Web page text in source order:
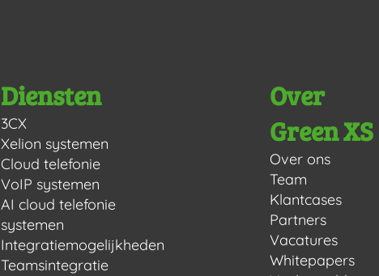
Diensten
3CX
Xelion systemen
Cloud telefonie
VoIP systemen
AI cloud telefonie
systemen
Integratiemogelijkheden
Teamsintegratie
Over
Green XS
Over ons
Team
Klantcases
Partners
Vacatures
Whitepapers